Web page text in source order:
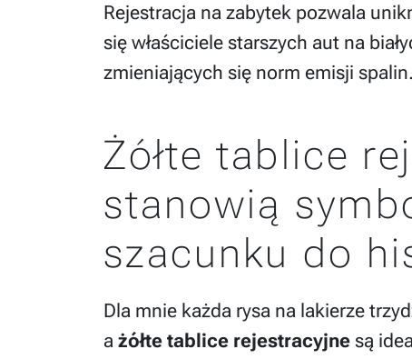
Rejestracja na zabytek pozwala
się właściciele starszych aut na
zmieniających się norm emisji spalin.
Żółte tablice
stanowią
szacunku do
Dla mnie każda rysa na lakierze
a żółte tablice rejestracyjne są